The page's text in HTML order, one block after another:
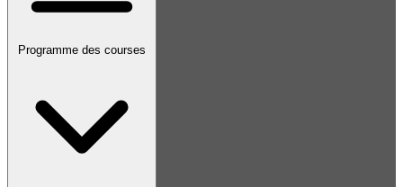
Programme des courses